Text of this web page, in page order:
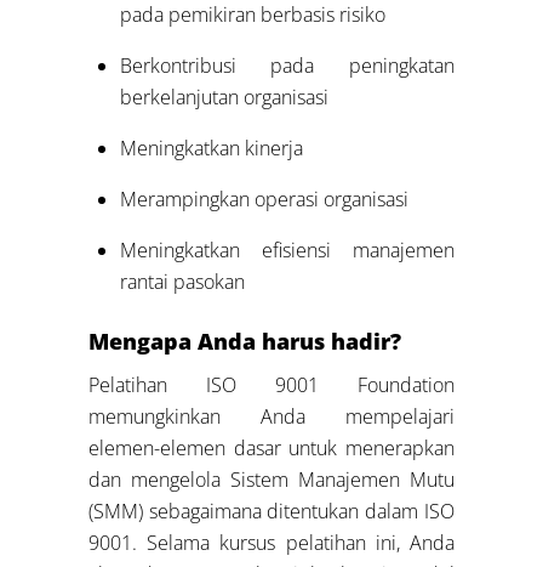
pada pemikiran berbasis risiko
Berkontribusi pada peningkatan
berkelanjutan organisasi
Meningkatkan kinerja
Merampingkan operasi organisasi
Meningkatkan efisiensi manajemen
rantai pasokan
Mengapa Anda harus hadir?
Pelatihan ISO 9001 Foundation
memungkinkan Anda mempelajari
elemen-elemen dasar untuk menerapkan
dan mengelola Sistem Manajemen Mutu
(SMM) sebagaimana ditentukan dalam ISO
9001. Selama kursus pelatihan ini, Anda